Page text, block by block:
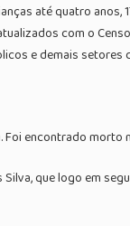
até quatro
com o
e demais setores
Foi encontrado morto
que logo em